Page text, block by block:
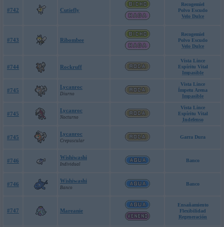
#742 Cutiefly
Recogemiel
Polvo Escudo
Velo Dulce
#743 Ribombee
Recogemiel
Polvo Escudo
Velo Dulce
#744 Rockruff
Vista Lince
Espíritu Vital
Impasible
#745
Lycanroc
Diurno
Vista Lince
Ímpetu Arena
Impasible
#745
Lycanroc
Nocturno
Vista Lince
Espíritu Vital
Indefenso
#745
Lycanroc
Crepuscular
Garra Dura
#746
Wishiwashi
Individual
Banco
#746
Wishiwashi
Banco
Banco
#747 Mareanie
Ensañamiento
Flexibilidad
Regeneración